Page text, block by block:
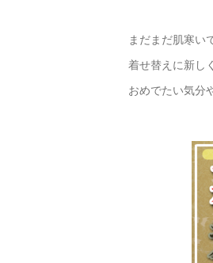
まだまだ肌寒い
着せ替えに新し
おめでたい気分